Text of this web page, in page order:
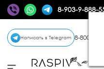
8-903-9-888-
Написать в Telegram 8-800-770-